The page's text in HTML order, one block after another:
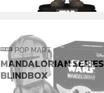
POP MART
MANDALORIAN SERIES
BLINDBOX